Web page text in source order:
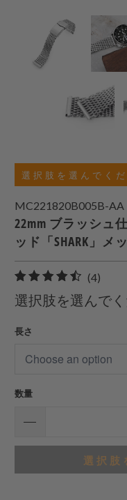
選択肢を選んでく
MC221820B005B-AA
22mm ブラッシュ
ッド「SHARK」
(4)
合
計
ュ
選択肢を選んで
長さ
数量
選択肢